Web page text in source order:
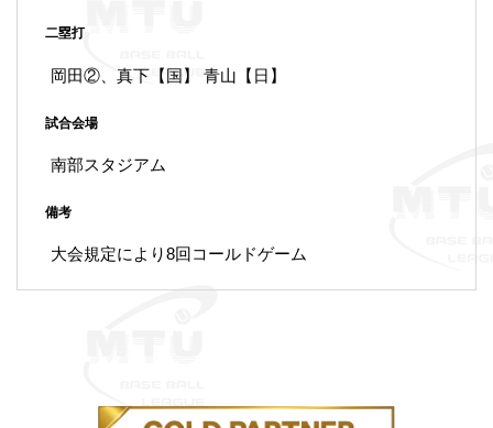
二塁打
岡田②、真下【国】 青山【日】
試合会場
南部スタジアム
備考
大会規定により8回コールドゲーム